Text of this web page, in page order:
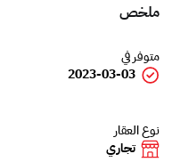
ملخص
متوفر في
2023-03-03
نوع العقار
تجاري